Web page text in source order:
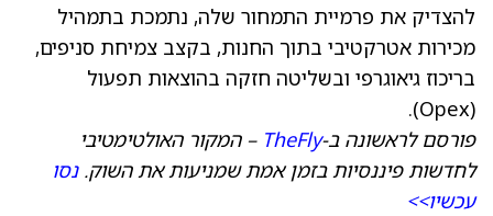
להצדיק את פרמיית התמחור שלה, נתמכת בתמהיל
מכירות אטרקטיבי בתוך החנות, בקצב צמיחת סניפים,
בריכוז גיאוגרפי ובשליטה חזקה בהוצאות תפעול
(Opex).
פורסם לראשונה ב-TheFly – המקור האולטימטיבי
לחדשות פיננסיות בזמן אמת שמניעות את השוק.נסו
עכשיו>>